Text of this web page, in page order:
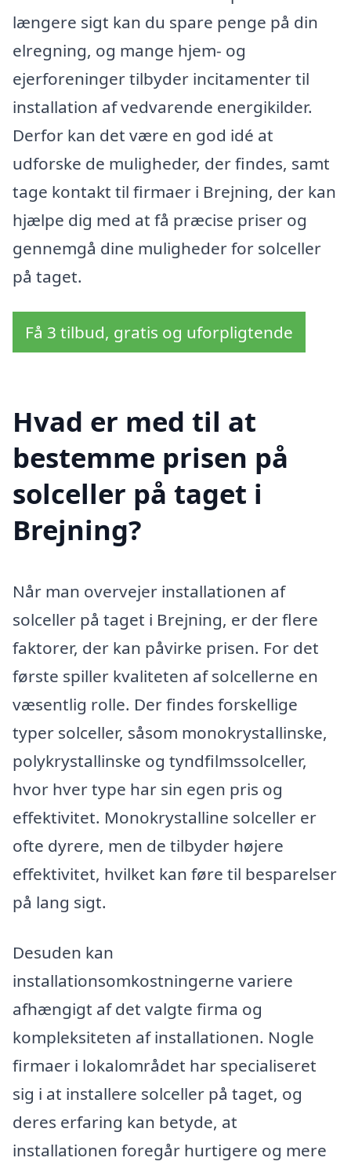
længere sigt kan du spare penge på din
elregning, og mange hjem- og
ejerforeninger tilbyder incitamenter til
installation af vedvarende energikilder.
Derfor kan det være en god idé at
udforske de muligheder, der findes, samt
tage kontakt til firmaer i Brejning, der kan
hjælpe dig med at få præcise priser og
gennemgå dine muligheder for solceller
på taget.
Få 3 tilbud, gratis og uforpligtende
Hvad er med til at
bestemme prisen på
solceller på taget i
Brejning?
Når man overvejer installationen af
solceller på taget i Brejning, er der flere
faktorer, der kan påvirke prisen. For det
første spiller kvaliteten af solcellerne en
væsentlig rolle. Der findes forskellige
typer solceller, såsom monokrystallinske,
polykrystallinske og tyndfilmssolceller,
hvor hver type har sin egen pris og
effektivitet. Monokrystalline solceller er
ofte dyrere, men de tilbyder højere
effektivitet, hvilket kan føre til besparelser
på lang sigt.
Desuden kan
installationsomkostningerne variere
afhængigt af det valgte firma og
kompleksiteten af installationen. Nogle
firmaer i lokalområdet har specialiseret
sig i at installere solceller på taget, og
deres erfaring kan betyde, at
installationen foregår hurtigere og mere